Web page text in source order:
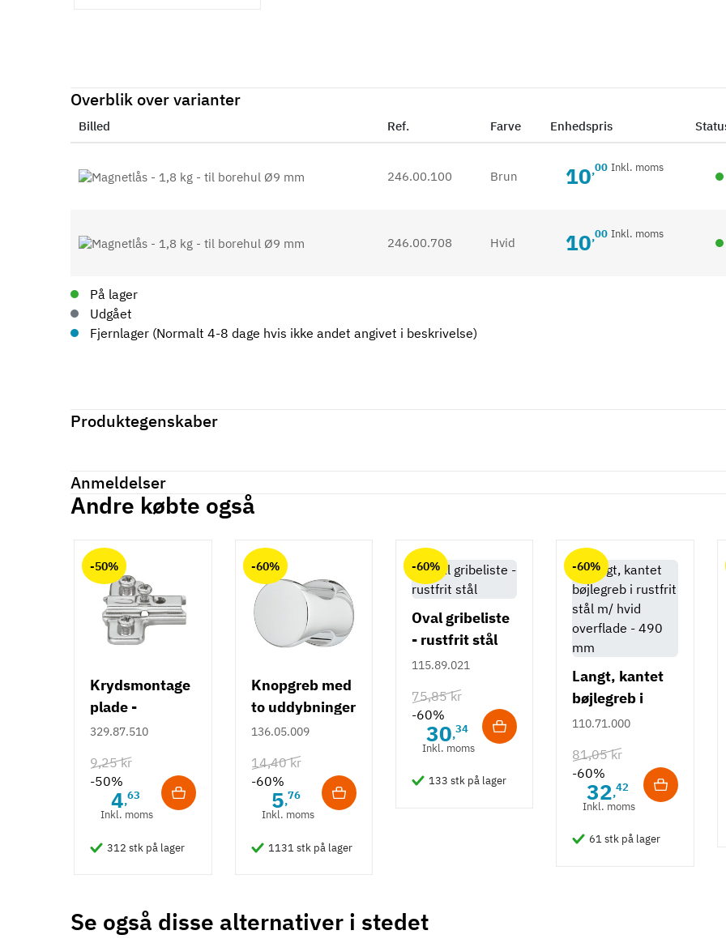
Overblik over varianter
Billed Ref. Farve Enhedspris
246.00.100 Brun 10,00 Inkl. moms
246.00.708 Hvid 10,00 Inkl. moms
På lager
Udgået
Fjernlager (Normalt 4-8 dage hvis ikke andet angivet i beskrivelse)
Produktegenskaber
På lager 1 Varer
Anmeldelser
Andre købte også
-50%
Krydsmontage
plade -
Duomatic SL -
329.87.510
9,25 kr
-50%
4,63
Inkl. moms
312 stk på lager
-60%
Knopgreb med
to uddybninger
- rustfrit stål
136.05.009
14,40 kr
-60%
5,76
Inkl. moms
1131 stk på lager
-60%
Oval gribeliste
- rustfrit stål
115.89.021
75,85 kr
-60%
30,34
Inkl. moms
133 stk på lager
-60%
Langt, kantet
bøjlegreb i
rustfrit stål m/
- 490 mm
110.71.000
81,05 kr
-60%
32,42
Inkl. moms
61 stk på lager
Se også disse alternativer i stedet